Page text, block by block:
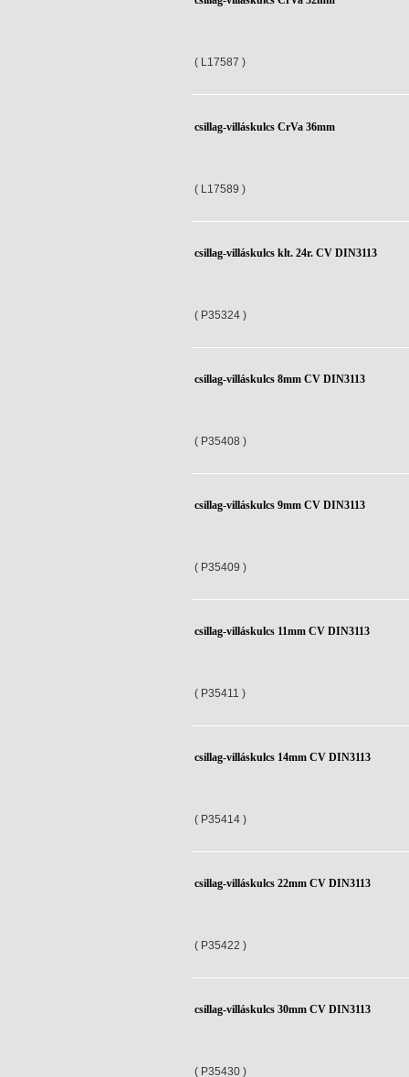
( L17587 )
csillag-villáskulcs CrVa 36mm
( L17589 )
csillag-villáskulcs klt. 24r. CV DIN3113
( P35324 )
csillag-villáskulcs 8mm CV DIN3113
( P35408 )
csillag-villáskulcs 9mm CV DIN3113
( P35409 )
csillag-villáskulcs 11mm CV DIN3113
( P35411 )
csillag-villáskulcs 14mm CV DIN3113
( P35414 )
csillag-villáskulcs 22mm CV DIN3113
( P35422 )
csillag-villáskulcs 30mm CV DIN3113
( P35430 )